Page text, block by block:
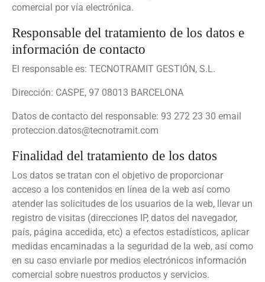
comercial por vía electrónica.
Responsable del tratamiento de los datos e
información de contacto
El responsable es: TECNOTRAMIT GESTIÓN, S.L.
Dirección: CASPE, 97 08013 BARCELONA
Datos de contacto del responsable: 93 272 23 30 email
proteccion.datos@tecnotramit.com
Finalidad del tratamiento de los datos
Los datos se tratan con el objetivo de proporcionar
acceso a los contenidos en línea de la web así como
atender las solicitudes de los usuarios de la web, llevar un
registro de visitas (direcciones IP, datos del navegador,
país, página accedida, etc) a efectos estadísticos, aplicar
medidas encaminadas a la seguridad de la web, así como
en su caso enviarle por medios electrónicos información
comercial sobre nuestros productos y servicios.